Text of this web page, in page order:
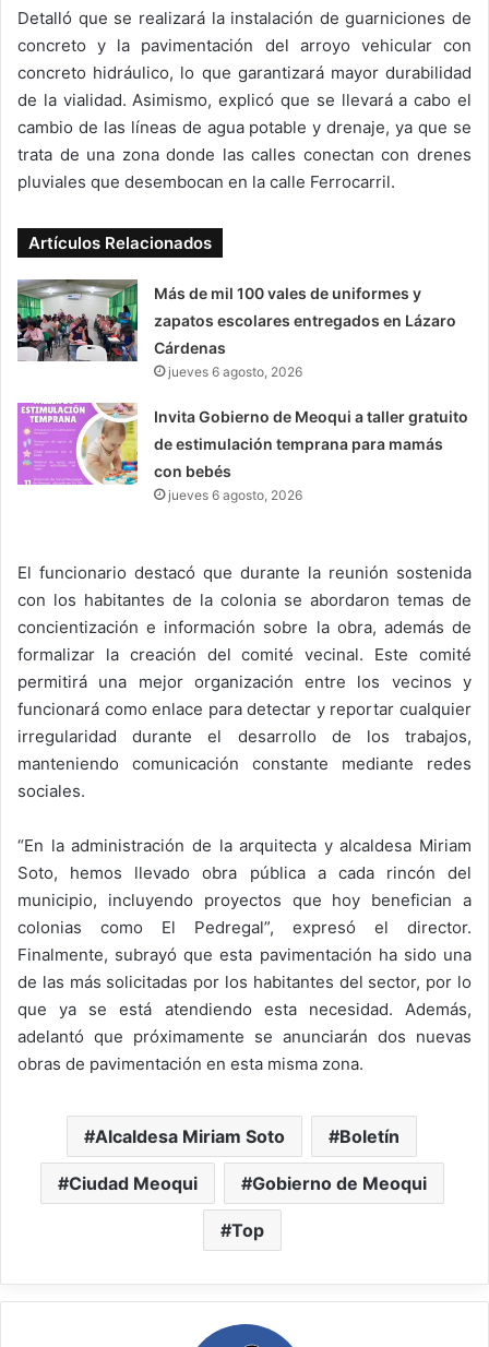
Detalló que se realizará la instalación de guarniciones de
concreto y la pavimentación del arroyo vehicular con
concreto hidráulico, lo que garantizará mayor durabilidad
de la vialidad. Asimismo, explicó que se llevará a cabo el
cambio de las líneas de agua potable y drenaje, ya que se
trata de una zona donde las calles conectan con drenes
pluviales que desembocan en la calle Ferrocarril.
Artículos Relacionados
Más de mil 100 vales de uniformes y
zapatos escolares entregados en Lázaro
Cárdenas
jueves 6 agosto, 2026
Invita Gobierno de Meoqui a taller gratuito
de estimulación temprana para mamás
con bebés
jueves 6 agosto, 2026
El funcionario destacó que durante la reunión sostenida
con los habitantes de la colonia se abordaron temas de
concientización e información sobre la obra, además de
formalizar la creación del comité vecinal. Este comité
permitirá una mejor organización entre los vecinos y
funcionará como enlace para detectar y reportar cualquier
irregularidad durante el desarrollo de los trabajos,
manteniendo comunicación constante mediante redes
sociales.
“En la administración de la arquitecta y alcaldesa Miriam
Soto, hemos llevado obra pública a cada rincón del
municipio, incluyendo proyectos que hoy benefician a
colonias como El Pedregal”, expresó el director.
Finalmente, subrayó que esta pavimentación ha sido una
de las más solicitadas por los habitantes del sector, por lo
que ya se está atendiendo esta necesidad. Además,
adelantó que próximamente se anunciarán dos nuevas
obras de pavimentación en esta misma zona.
Alcaldesa Miriam Soto Boletín
Ciudad Meoqui Gobierno de Meoqui
Top